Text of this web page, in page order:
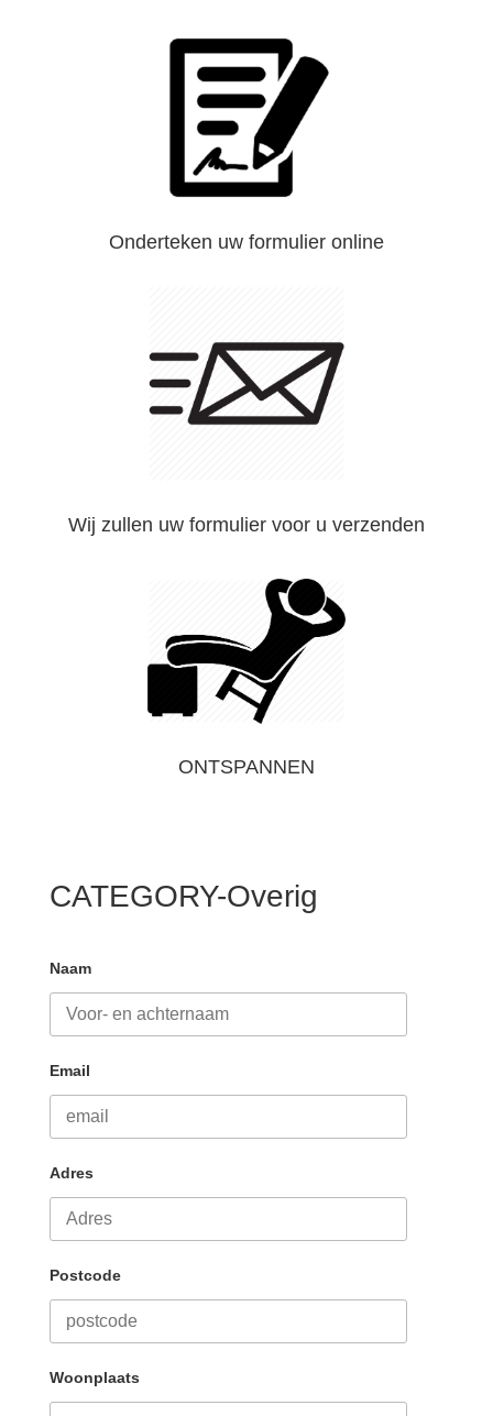
Onderteken uw formulier online
Wij zullen uw formulier voor u verzenden
ONTSPANNEN
CATEGORY-Overig
Naam
Email
Adres
Postcode
Woonplaats